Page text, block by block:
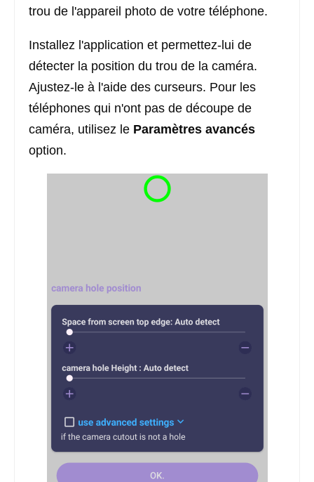
trou de l'appareil photo de votre téléphone.
Installez l'application et permettez-lui de
détecter la position du trou de la caméra.
Ajustez-le à l'aide des curseurs. Pour les
téléphones qui n'ont pas de découpe de
caméra, utilisez le Paramètres avancés
option.